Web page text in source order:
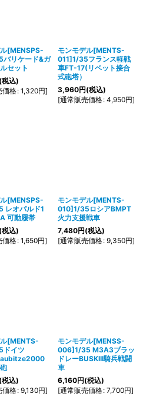
[MENSPS-
リケード&ガ
セット
(税込)
価格: 1,320円]
モンモデル[MENTS-
011]1/35フランス軽戦
車FT-17(リベット接合
式砲塔）
3,960円(税込)
[通常販売価格: 4,950円]
[MENSPS-
レオパルド1
可動履帯
(税込)
価格: 1,650円]
モンモデル[MENTS-
010]1/35ロシアBMPT
火力支援戦車
7,480円(税込)
[通常販売価格: 9,350円]
[MENTS-
イツ
(税込)
価格: 9,130円]
モンモデル[MENSS-
006]1/35 M3A3ブラッ
ドレーBUSKIII騎兵戦闘
車
6,160円(税込)
[通常販売価格: 7,700円]